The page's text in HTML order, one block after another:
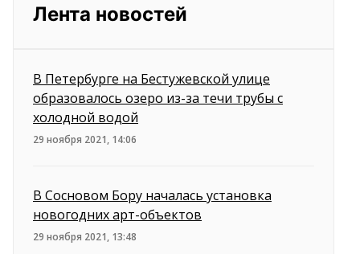
Лента новостей
В Петербурге на Бестужевской улице
образовалось озеро из-за течи трубы с
холодной водой
29 ноября 2021, 14:06
В Сосновом Бору началась установка
новогодних арт-объектов
29 ноября 2021, 13:48